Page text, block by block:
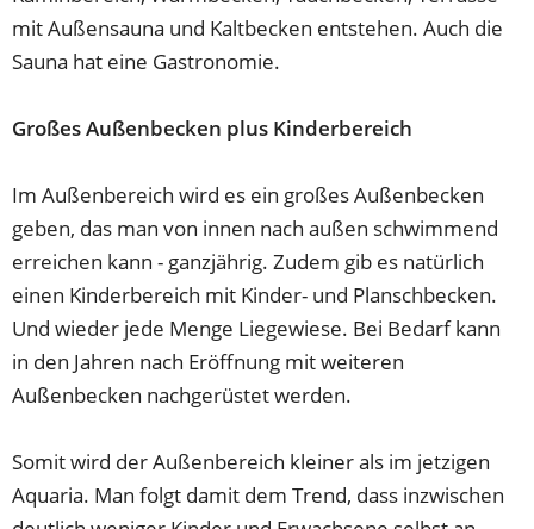
mit Außensauna und Kaltbecken entstehen. Auch die
Sauna hat eine Gastronomie.
Großes Außenbecken plus Kinderbereich
Im Außenbereich wird es ein großes Außenbecken
geben, das man von innen nach außen schwimmend
erreichen kann - ganzjährig. Zudem gib es natürlich
einen Kinderbereich mit Kinder- und Planschbecken.
Und wieder jede Menge Liegewiese. Bei Bedarf kann
in den Jahren nach Eröffnung mit weiteren
Außenbecken nachgerüstet werden.
Somit wird der Außenbereich kleiner als im jetzigen
Aquaria. Man folgt damit dem Trend, dass inzwischen